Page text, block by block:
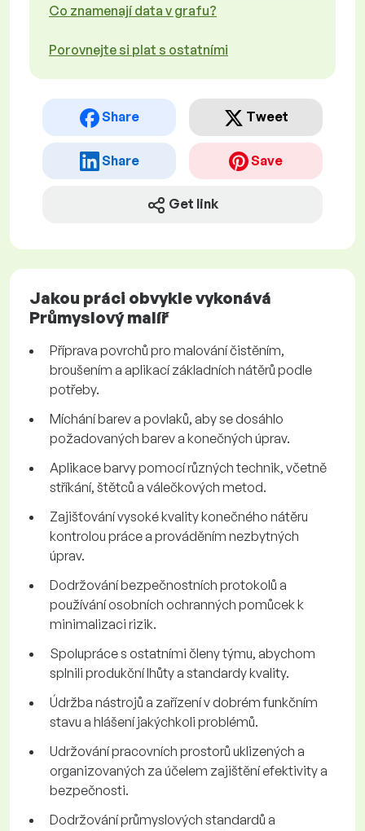
Co znamenají data v grafu?
Porovnejte si plat s ostatními
Share Tweet
Share Save
Get link
Jakou práci obvykle vykonává
Průmyslový malíř
Příprava povrchů pro malování čistěním,
broušením a aplikací základních nátěrů podle
potřeby.
Míchání barev a povlaků, aby se dosáhlo
požadovaných barev a konečných úprav.
Aplikace barvy pomocí různých technik, včetně
stříkání, štětců a válečkových metod.
Zajišťování vysoké kvality konečného nátěru
kontrolou práce a prováděním nezbytných
úprav.
Dodržování bezpečnostních protokolů a
používání osobních ochranných pomůcek k
minimalizaci rizik.
Spolupráce s ostatními členy týmu, abychom
splnili produkční lhůty a standardy kvality.
Údržba nástrojů a zařízení v dobrém funkčním
stavu a hlášení jakýchkoli problémů.
Udržování pracovních prostorů uklizených a
organizovaných za účelem zajištění efektivity a
bezpečnosti.
Dodržování průmyslových standardů a